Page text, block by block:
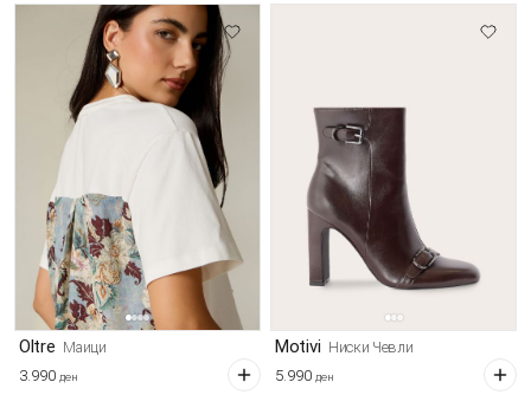
Oltre Маици
3.990 ден
Motivi Ниски Чевли
5.990 ден